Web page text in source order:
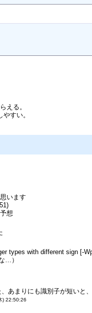
える。
すい。
います
想
types with different sign [-
…）
あまりにも識別子が短いと
) 22:50:26